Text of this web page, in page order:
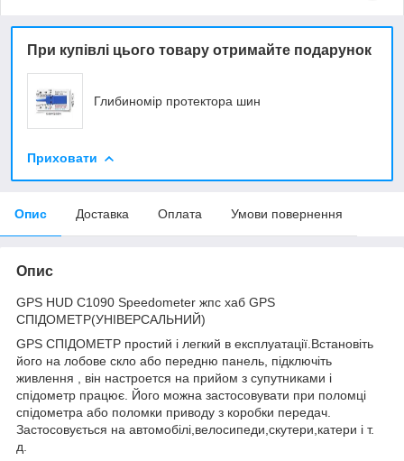
При купівлі цього товару отримайте подарунок
Глибиномір протектора шин
Приховати
Опис Доставка Оплата Умови повернення
Опис
GPS HUD C1090 Speedometer жпс хаб GPS
СПІДОМЕТР(УНІВЕРСАЛЬНИЙ)
GPS СПІДОМЕТР простий і легкий в експлуатації.Встановіть
його на лобове скло або передню панель, підключіть
живлення , він настроется на прийом з супутниками і
спідометр працює. Його можна застосовувати при поломці
спідометра або поломки приводу з коробки передач.
Застосовується на автомобілі,велосипеди,скутери,катери і т.
д.